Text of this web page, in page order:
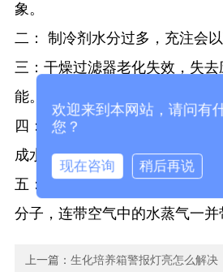
象。
二： 制冷剂水分过多，充注
三：干燥过滤器老化失效，失
能。
四：压缩机在加压式漏时，将
成水，注入管道内以致冰堵
五： 制冷蒸发器破损后，长期
分子，连带空气中的水蒸气一
上一篇：生化培养箱警报灯亮怎么解决
欢迎来到本网站，请问有
您？
现在咨询 稍后再说